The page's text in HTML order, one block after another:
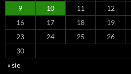
9
10 11 12
16
17 18 19
23
24 25 26
30
« sie